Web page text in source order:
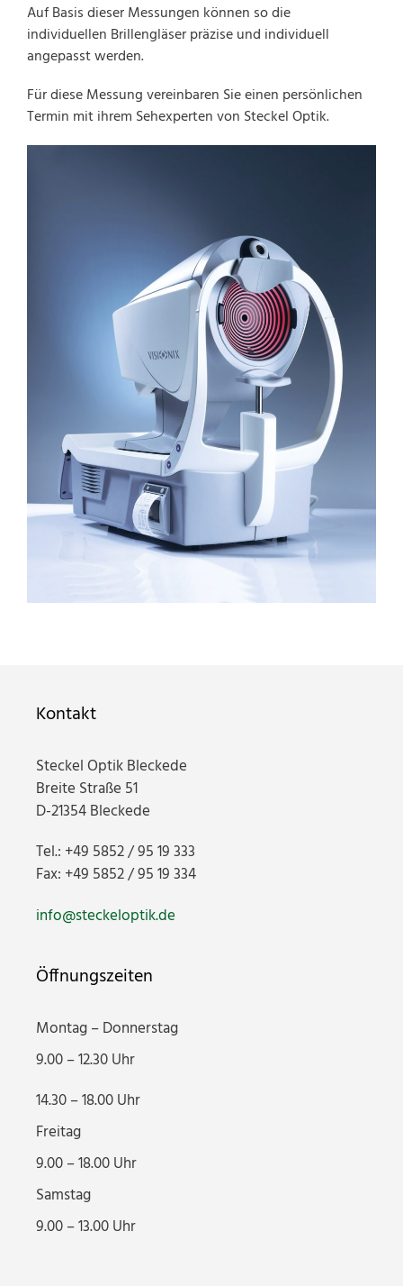
Auf Basis dieser Messungen können so die
individuellen Brillengläser präzise und individuell
angepasst werden.
Für diese Messung vereinbaren Sie einen persönlichen
Termin mit ihrem Sehexperten von Steckel Optik.
Kontakt
Steckel Optik Bleckede
Breite Straße 51
D-21354 Bleckede
Tel.: +49 5852 / 95 19 333
Fax: +49 5852 / 95 19 334
info@steckeloptik.de
Öffnungszeiten
Montag – Donnerstag
9.00 – 12.30 Uhr
14.30 – 18.00 Uhr
Freitag
9.00 – 18.00 Uhr
Samstag
9.00 – 13.00 Uhr